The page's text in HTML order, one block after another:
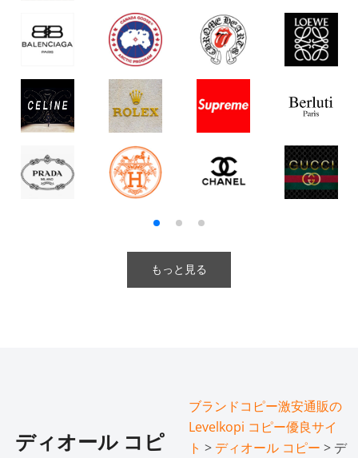
もっと見る
ディオール コピ
ブランドコピー激安通販の
Levelkopi コピー優良サイ
ト > ディオール コピー > デ